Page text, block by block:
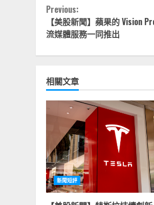
Continue
Reading
Previous:
【美股新聞】蘋果的 Vision
流媒體服務一同推出
相關文章
新聞短評